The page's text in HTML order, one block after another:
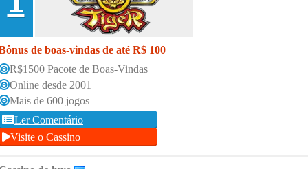
de boas-vindas de até R$ 100
R$1500 Pacote de Boas-Vindas
Online desde 2001
Mais de 600 jogos
Ler Comentário
Visite o Cassino